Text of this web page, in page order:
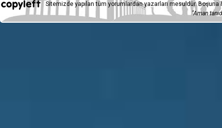
Sitemizde yapılan tüm yorumlardan yazarları mesuldür.
"Aman